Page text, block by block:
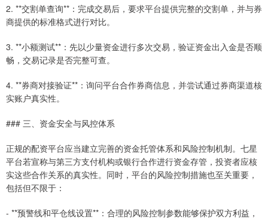
2. **交割单查询**：完成交易后，要求平台提供完整的交割单，并与券
商提供的标准格式进行对比。
3. **小额测试**：先以少量资金进行多次交易，验证资金出入金是否顺
畅，交易记录是否完整可查。
4. **券商对接验证**：询问平台合作券商信息，并尝试通过券商渠道核
实账户真实性。
### 三、资金安全与风控体系
正规的配资平台应当建立完善的资金托管体系和风险控制机制。七星
平台若宣称与第三方支付机构或银行合作进行资金存管，投资者应核
实这些合作关系的真实性。同时，平台的风险控制措施也至关重要，
包括但不限于：
- **预警线和平仓线设置**：合理的风险控制参数能够保护双方利益，